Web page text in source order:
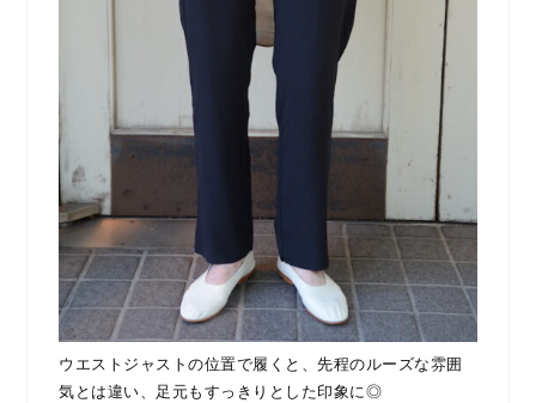
ウエストジャストの位置で履くと、先程のルーズな雰囲
気とは違い、足元もすっきりとした印象に◎